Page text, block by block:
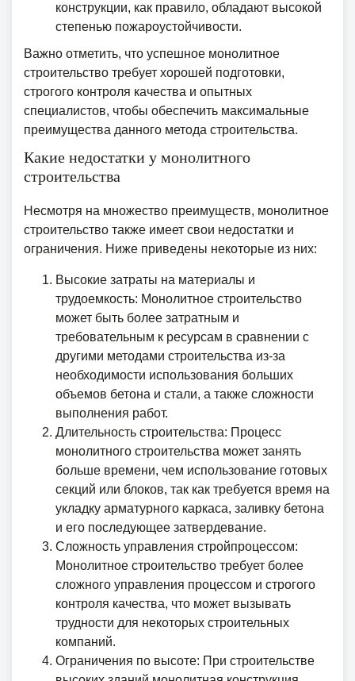
конструкции, как правило, обладают высокой
степенью пожароустойчивости.
Важно отметить, что успешное монолитное
строительство требует хорошей подготовки,
строгого контроля качества и опытных
специалистов, чтобы обеспечить максимальные
преимущества данного метода строительства.
Какие недостатки у монолитного
строительства
Несмотря на множество преимуществ, монолитное
строительство также имеет свои недостатки и
ограничения. Ниже приведены некоторые из них:
Высокие затраты на материалы и
трудоемкость: Монолитное строительство
может быть более затратным и
требовательным к ресурсам в сравнении с
другими методами строительства из-за
необходимости использования больших
объемов бетона и стали, а также сложности
выполнения работ.
Длительность строительства: Процесс
монолитного строительства может занять
больше времени, чем использование готовых
секций или блоков, так как требуется время на
укладку арматурного каркаса, заливку бетона
и его последующее затвердевание.
Сложность управления стройпроцессом:
Монолитное строительство требует более
сложного управления процессом и строгого
контроля качества, что может вызывать
трудности для некоторых строительных
компаний.
Ограничения по высоте: При строительстве